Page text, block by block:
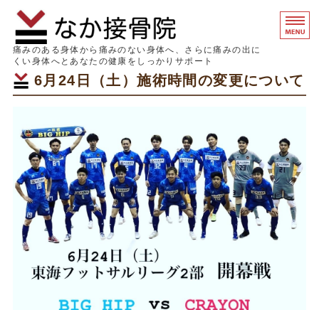
なか接骨院
痛みのある身体から痛みのない身体へ、さらに痛みの出に
くい身体へとあなたの健康をしっかりサポート
ホーム
症状別 痛みの原因
料金表
院概要
6月24日（土）施術時間の変更について